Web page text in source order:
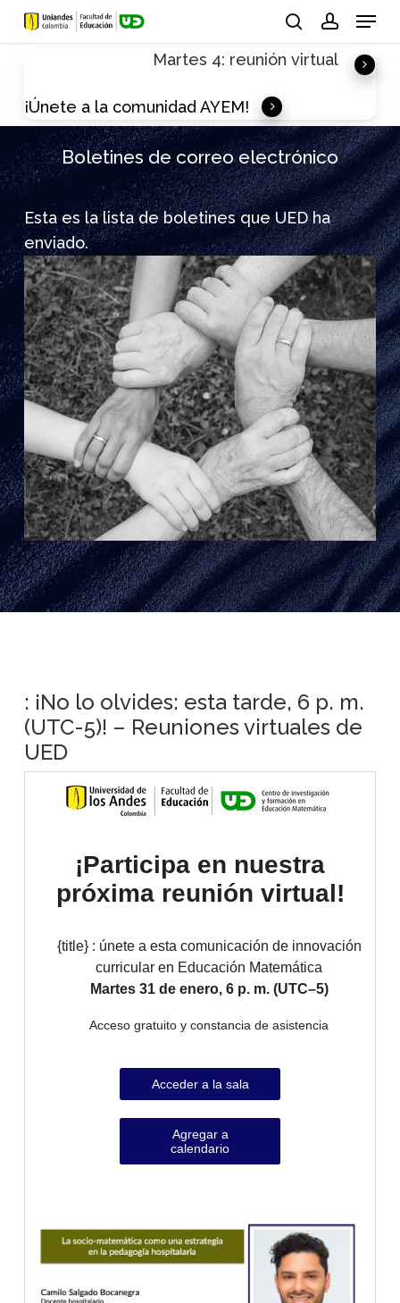
Skip
Menu
Martes 4: reunión virtual
¡Únete a la comunidad AYEM!
Boletines de correo electrónico
Esta es la lista de boletines que UED ha
enviado.
: ¡No lo olvides: esta tarde, 6 p. m.
(UTC-5)! – Reuniones virtuales de
UED